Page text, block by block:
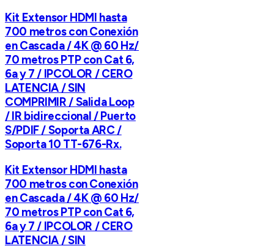
Kit Extensor HDMI hasta
700 metros con Conexión
en Cascada / 4K @ 60 Hz/
70 metros PTP con Cat 6,
6a y 7 / IPCOLOR / CERO
LATENCIA / SIN
COMPRIMIR / Salida Loop
/ IR bidireccional / Puerto
S/PDIF / Soporta ARC /
Soporta 10 TT-676-Rx.
Kit Extensor HDMI hasta
700 metros con Conexión
en Cascada / 4K @ 60 Hz/
70 metros PTP con Cat 6,
6a y 7 / IPCOLOR / CERO
LATENCIA / SIN